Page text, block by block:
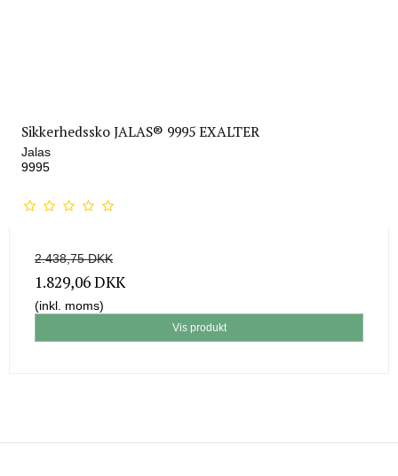
Sikkerhedssko JALAS® 9995 EXALTER
Jalas
9995
2.438,75 DKK
1.829,06 DKK
(inkl. moms)
Vis produkt